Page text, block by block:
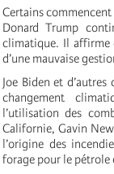
Certains
Donard Trump
climatique. Il affirme
d’une mauvaise
Joe Biden et
changement
l’utilisation des
Californie, Gavin
l’origine des
forage pour le pétrole